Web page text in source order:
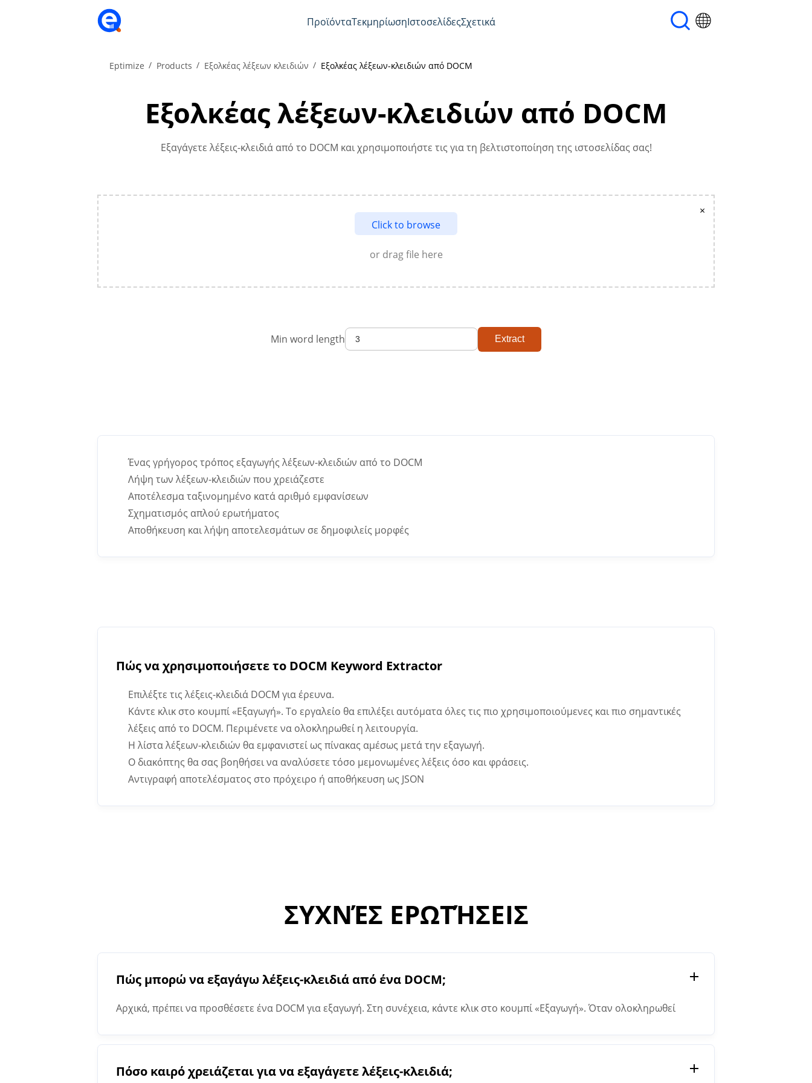
ΠροϊόνταΤεκμηρίωσηΙστοσελίδεςΣχετικά
Eptimize Products Εξολκέας λέξεων κλειδιών Εξολκέας λέξεων-κλειδιών από DOCM
Εξολκέας λέξεων-κλειδιών από DOCM
Εξαγάγετε λέξεις-κλειδιά από το DOCM και χρησιμοποιήστε τις για τη βελτιστοποίηση της ιστοσελίδας σας!
Click to browse
or drag file here
×
Min word length Extract
Ένας γρήγορος τρόπος εξαγωγής λέξεων-κλειδιών από το DOCM
Λήψη των λέξεων-κλειδιών που χρειάζεστε
Αποτέλεσμα ταξινομημένο κατά αριθμό εμφανίσεων
Σχηματισμός απλού ερωτήματος
Αποθήκευση και λήψη αποτελεσμάτων σε δημοφιλείς μορφές
Πώς να χρησιμοποιήσετε το DOCM Keyword Extractor
Επιλέξτε τις λέξεις-κλειδιά DOCM για έρευνα.
Κάντε κλικ στο κουμπί «Εξαγωγή». Το εργαλείο θα επιλέξει αυτόματα όλες τις πιο χρησιμοποιούμενες και πιο σημαντικές
λέξεις από το DOCM. Περιμένετε να ολοκληρωθεί η λειτουργία.
Η λίστα λέξεων-κλειδιών θα εμφανιστεί ως πίνακας αμέσως μετά την εξαγωγή.
Ο διακόπτης θα σας βοηθήσει να αναλύσετε τόσο μεμονωμένες λέξεις όσο και φράσεις.
Αντιγραφή αποτελέσματος στο πρόχειρο ή αποθήκευση ως JSON
ΣΥΧΝΈΣ ΕΡΩΤΉΣΕΙΣ
Πώς μπορώ να εξαγάγω λέξεις-κλειδιά από ένα DOCM;
Αρχικά, πρέπει να προσθέσετε ένα DOCM για εξαγωγή. Στη συνέχεια, κάντε κλικ στο κουμπί «Εξαγωγή». Όταν ολοκληρωθεί
Πόσο καιρό χρειάζεται για να εξαγάγετε λέξεις-κλειδιά;